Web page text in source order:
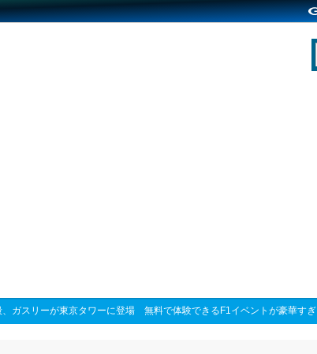
、ガスリーが東京タワーに登場 無料で体験できるF1イベントが豪華す